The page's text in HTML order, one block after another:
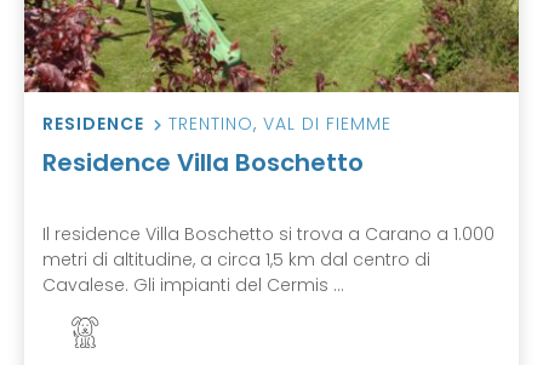
RESIDENCE TRENTINO, VAL DI FIEMME
Residence Villa Boschetto
Il residence Villa Boschetto si trova a Carano a 1.000
metri di altitudine, a circa 1,5 km dal centro di
Cavalese. Gli impianti del Cermis ...